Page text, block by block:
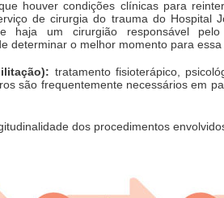
houver condições clínicas para
de cirurgia do trauma do Hospital
haja um cirurgião responsável pelo
determinar o melhor momento para
tratamento fisioterápico,
são frequentemente necessários em
dos procedimentos